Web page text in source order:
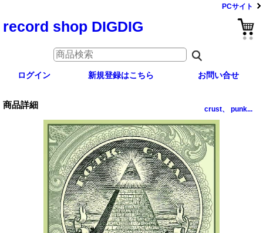
PCサイト
record shop DIGDIG
ログイン 新規登録はこちら お問い合せ
商品詳細 crust、 punk...